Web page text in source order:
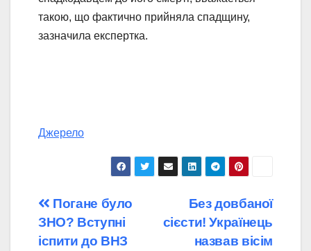
такою, що фактично прийняла спадщину,
зазначила експертка.
Джерело
Навігація
записів
Без довбаної
сієсти! Українець
назвав вісім
Погане було
ЗНО? Вступні
іспити до ВНЗ